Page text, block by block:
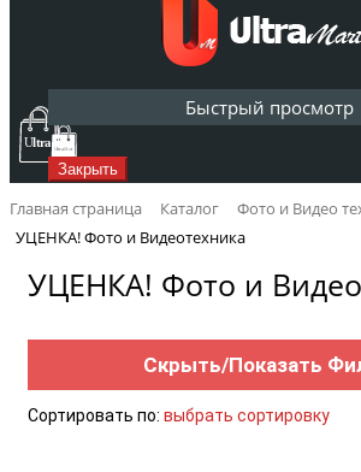
Главная страница Каталог
Фото и Видео
УЦЕНКА! Фото и Видеотехника
УЦЕНКА! Фото и
Скрыть/Показать
Сортировать по: выбрать сортировку
Быстрый просмотр
Закрыть